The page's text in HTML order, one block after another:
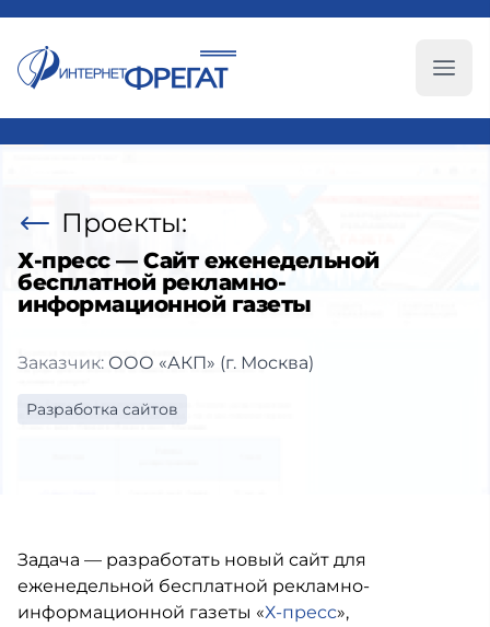
Проекты:
Х-пресс — Сайт еженедельной
бесплатной рекламно-
информационной газеты
Заказчик: ООО «АКП» (г. Москва)
Разработка сайтов
Задача — разработать новый сайт для
еженедельной бесплатной рекламно-
информационной газеты «Х-пресс»,